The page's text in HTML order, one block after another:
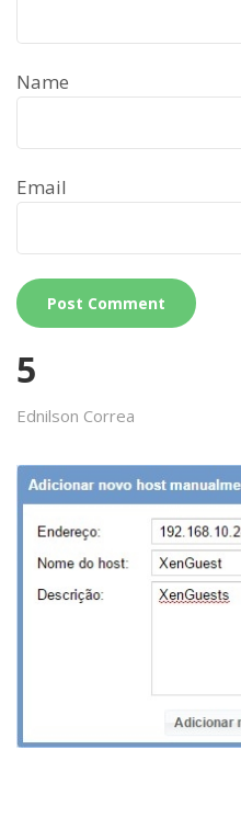
Name
Email
5
Ednilson Correa